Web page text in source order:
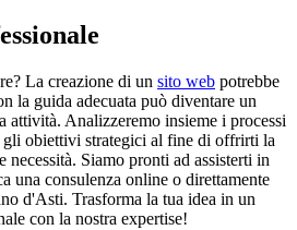
La creazione di un sito web potrebbe
la guida adecuata può diventare un
attività. Analizzeremo insieme i processi
gli obiettivi strategici al fine di offrirti la
necessità. Siamo pronti ad assisterti in
una consulenza online o direttamente
d'Asti. Trasforma la tua idea in un
con la nostra expertise!